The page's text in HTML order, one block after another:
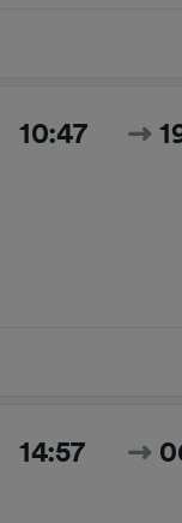
10:47
14:57